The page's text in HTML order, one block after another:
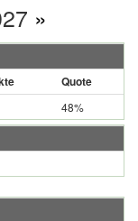
»
Quote
48%